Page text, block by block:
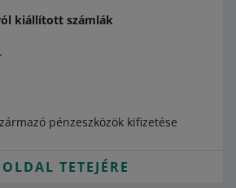
kiállított számlák
pénzeszközök kifizetése
TETEJÉRE